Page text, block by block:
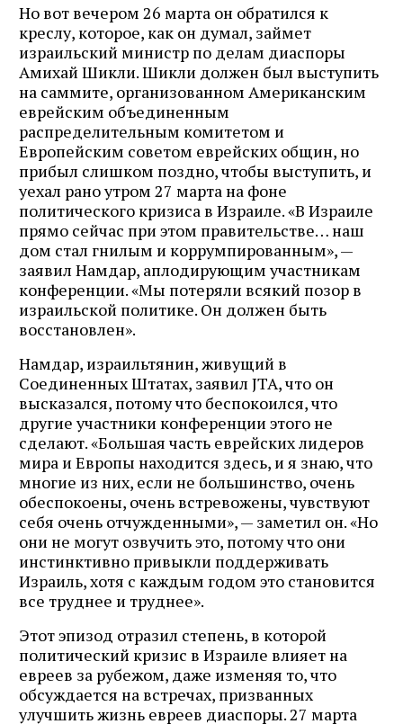
Но вот вечером 26 марта он обратился к
креслу, которое, как он думал, займет
израильский министр по делам диаспоры
Амихай Шикли. Шикли должен был выступить
на саммите, организованном Американским
еврейским объединенным
распределительным комитетом и
Европейским советом еврейских общин, но
прибыл слишком поздно, чтобы выступить, и
уехал рано утром 27 марта на фоне
политического кризиса в Израиле. «В Израиле
прямо сейчас при этом правительстве… наш
дом стал гнилым и коррумпированным», —
заявил Намдар, аплодирующим участникам
конференции. «Мы потеряли всякий позор в
израильской политике. Он должен быть
восстановлен».
Намдар, израильтянин, живущий в
Соединенных Штатах, заявил JTA, что он
высказался, потому что беспокоился, что
другие участники конференции этого не
сделают. «Большая часть еврейских лидеров
мира и Европы находится здесь, и я знаю, что
многие из них, если не большинство, очень
обеспокоены, очень встревожены, чувствуют
себя очень отчужденными», — заметил он. «Но
они не могут озвучить это, потому что они
инстинктивно привыкли поддерживать
Израиль, хотя с каждым годом это становится
все труднее и труднее».
Этот эпизод отразил степень, в которой
политический кризис в Израиле влияет на
евреев за рубежом, даже изменяя то, что
обсуждается на встречах, призванных
улучшить жизнь евреев диаспоры. 27 марта